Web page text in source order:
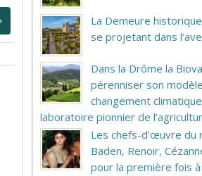
La Demeure
se projetant dans
Dans la Drôme la
pérenniser son
changement
laboratoire pionnier de
Les chefs-d’œuvre du
Baden, Renoir,
pour la première fois